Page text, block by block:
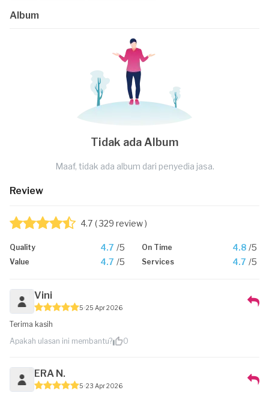
Album
Tidak ada Album
Maaf, tidak ada album dari penyedia jasa.
Review
4.7 ( 329 review )
Quality 4.7 /5 On Time 4.8 /5
Value 4.7 /5 Services 4.7 /5
Vini
5 25 Apr 2026
Terima kasih
Apakah ulasan ini membantu?
0
ERA N.
5 23 Apr 2026